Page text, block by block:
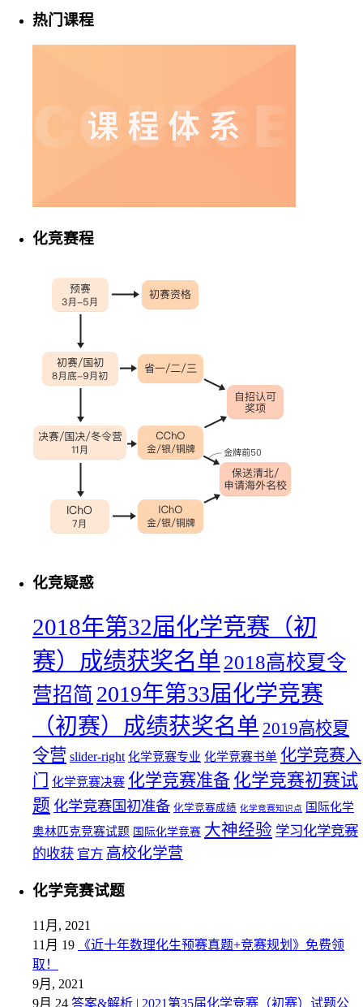
热门课程
化竞赛程
化竞疑惑
2018年第32届化学竞赛（初
赛）成绩获奖名单 2018高校夏令
营招简 2019年第33届化学竞赛
（初赛）成绩获奖名单 2019高校夏
令营 slider-right 化学竞赛专业 化学竞赛书单 化学竞赛入
门
化学竞赛决赛 化学竞赛准备 化学竞赛初赛试
题 化学竞赛国初准备 化学竞赛成绩 化学竞赛知识点
国际化学
奥林匹克竞赛试题 国际化学竞赛 大神经验 学习化学竞赛
的收获 官方 高校化学营
化学竞赛试题
11月, 2021
11月 19
《近十年数理化生预赛真题+竞赛规划》免费领
取！
9月, 2021
9月 24 答案&解析 | 2021第35届化学竞赛（初赛）试题公